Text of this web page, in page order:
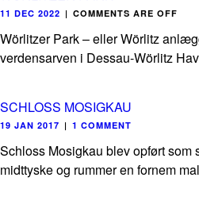
11 DEC 2022 | COMMENTS ARE OFF
Wörlitzer Park – eller Wörlitz
verdensarven i Dessau-Wörlitz
SCHLOSS MOSIGKAU
19 JAN 2017 | 1 COMMENT
Schloss Mosigkau blev opført som
midttyske og rummer en fornem